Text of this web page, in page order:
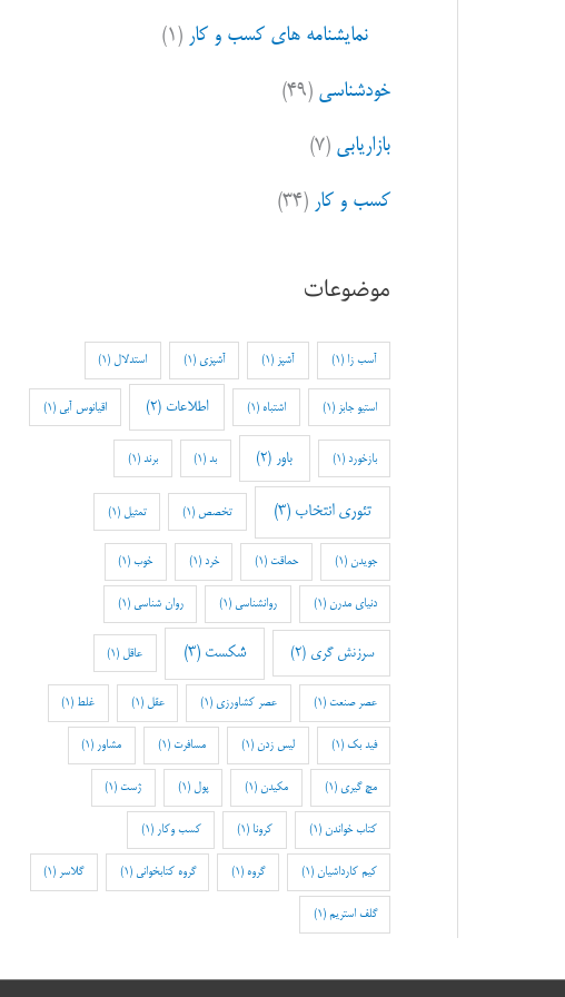
نمایشنامه های کسب و کار (۱)
خودشناسی (۴۹)
بازاریابی (۷)
کسب و کار (۳۴)
موضوعات
آسب زا (1) آشپز (1) آشپزی (1) استدلال (1)
استیو جابز (1) اشتباه (1) اطلاعات (2) اقیانوس آبی (1)
بازخورد (1) باور (2) بد(1) برند (1)
تئوری انتخاب (3) تخصص (1) تمثیل (1)
جویدن (1) حماقت(1) خرد (1) خوب(1)
دنیای مدرن (1) روانشناسی (1) روان شناسی (1)
سرزنش گری (2) شکست (3) عاقل (1)
عصر صنعت (1) عصر کشاورزی(1) عقل (1) غلط (1)
فید بک (1) لیس زدن (1) مسافرت (1) مشاور (1)
مچ گیری (1) مکیدن (1) پول (1) ژست(1)
کتاب خواندن (1) کرونا (1) کسب وکار (1)
کیم کارداشیان (1) گروه (1) گروه کتابخوانی (1) گلاسر (1)
گلف استریم (1)